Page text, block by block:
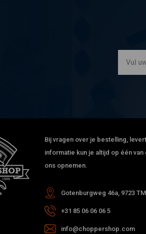
Bij vragen over je bestelling,
informatie kun je altijd op één
ons opnemen.
Gotenburgweg 46a, 9723
+31 85 06 06 06 5
info@choppershop.com